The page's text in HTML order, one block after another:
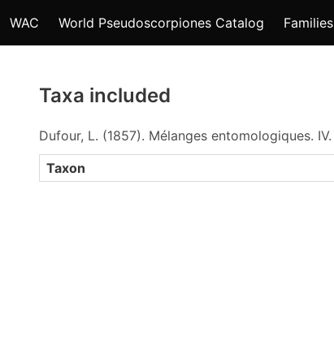
WAC World Pseudoscorpiones Catalog Families
Taxa included
Dufour, L. (1857). Mélanges entomologiques. IV.
Taxon